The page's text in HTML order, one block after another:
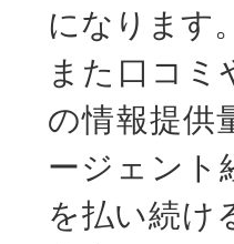
になります
また口コミ
の情報提供
ージェント
を払い続け